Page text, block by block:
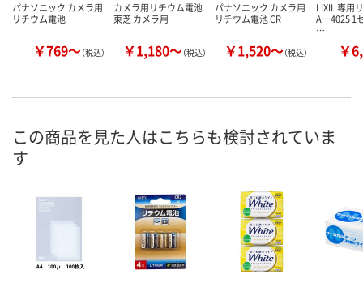
パナソニック カメラ用
リチウム電池
￥769～（税込）
カメラ用リチウム電池
東芝 カメラ用
￥1,180～（税込）
パナソニック カメラ用
リチウム電池 CR
￥1,520～（税込）
LIXIL 専用
Aー4025 1
…
￥
この商品を見た人はこちらも検討されていま
す